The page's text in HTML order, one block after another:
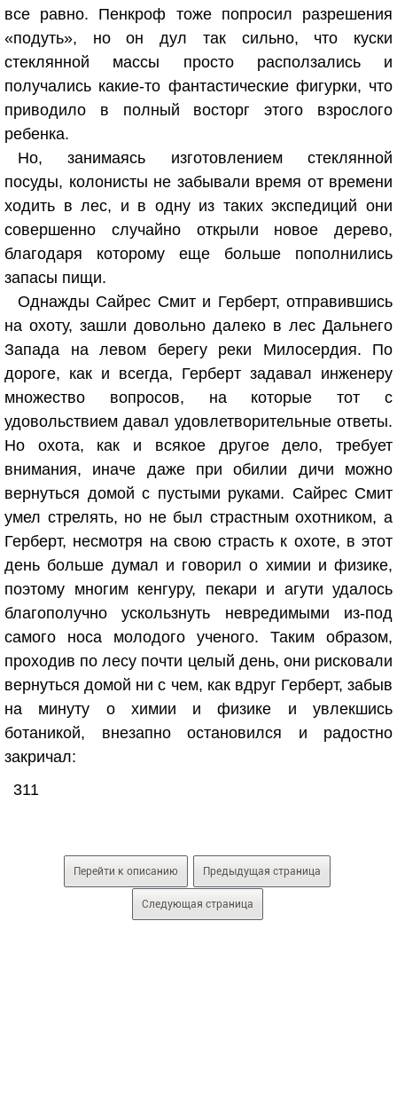
все равно. Пенкроф тоже попросил разрешения
«подуть», но он дул так сильно, что куски
стеклянной массы просто расползались и
получались какие-то фантастические фигурки, что
приводило в полный восторг этого взрослого
ребенка.
Но, занимаясь изготовлением стеклянной
посуды, колонисты не забывали время от времени
ходить в лес, и в одну из таких экспедиций они
совершенно случайно открыли новое дерево,
благодаря которому еще больше пополнились
запасы пищи.
Однажды Сайрес Смит и Герберт, отправившись
на охоту, зашли довольно далеко в лес Дальнего
Запада на левом берегу реки Милосердия. По
дороге, как и всегда, Герберт задавал инженеру
множество вопросов, на которые тот с
удовольствием давал удовлетворительные ответы.
Но охота, как и всякое другое дело, требует
внимания, иначе даже при обилии дичи можно
вернуться домой с пустыми руками. Сайрес Смит
умел стрелять, но не был страстным охотником, а
Герберт, несмотря на свою страсть к охоте, в этот
день больше думал и говорил о химии и физике,
поэтому многим кенгуру, пекари и агути удалось
благополучно ускользнуть невредимыми из-под
самого носа молодого ученого. Таким образом,
проходив по лесу почти целый день, они рисковали
вернуться домой ни с чем, как вдруг Герберт, забыв
на минуту о химии и физике и увлекшись
ботаникой, внезапно остановился и радостно
закричал:
311
Перейти к описанию Предыдущая страница
Следующая страница